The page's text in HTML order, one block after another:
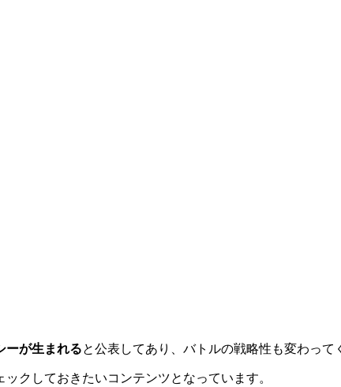
ーが生まれると公表してあり、バトルの戦略性も変わって
クしておきたいコンテンツとなっています。